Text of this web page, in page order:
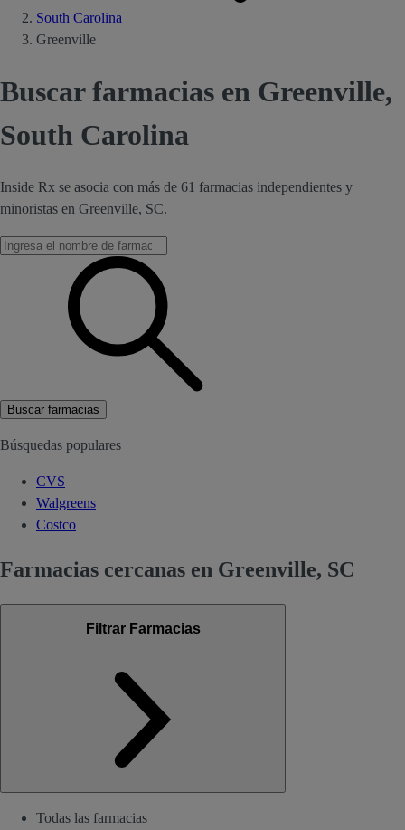
South Carolina
Greenville
Buscar farmacias en Greenville,
South Carolina
Inside Rx se asocia con más de 61 farmacias independientes y
minoristas en Greenville, SC.
Buscar farmacias
Búsquedas populares
CVS
Walgreens
Costco
Farmacias cercanas en Greenville, SC
Filtrar Farmacias
Todas las farmacias